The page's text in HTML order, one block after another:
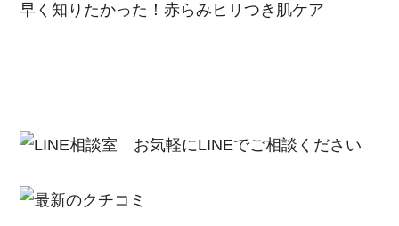
早く知りたかった！赤らみヒリつき肌ケア